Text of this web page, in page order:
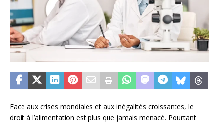
Face aux crises mondiales et aux inégalités croissantes, le
droit à l’alimentation est plus que jamais menacé. Pourtant